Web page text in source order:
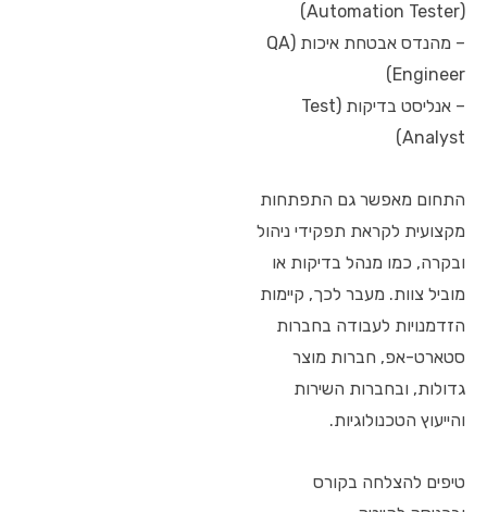
(Automation Tester)
– מהנדס אבטחת איכות (QA
Engineer)
– אנליסט בדיקות (Test
Analyst)
התחום מאפשר גם התפתחות
מקצועית לקראת תפקידי ניהול
ובקרה, כמו מנהל בדיקות או
מוביל צוות. מעבר לכך, קיימות
הזדמנויות לעבודה בחברות
סטארט-אפ, חברות מוצר
גדולות, ובחברות השירות
והייעוץ הטכנולוגיות.
טיפים להצלחה בקורס